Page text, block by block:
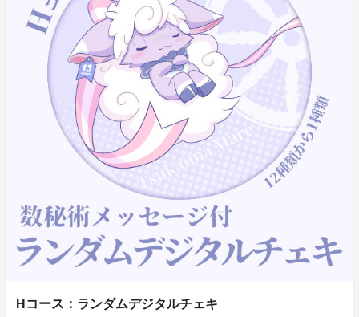
Hコース：ランダムデジタルチェキ